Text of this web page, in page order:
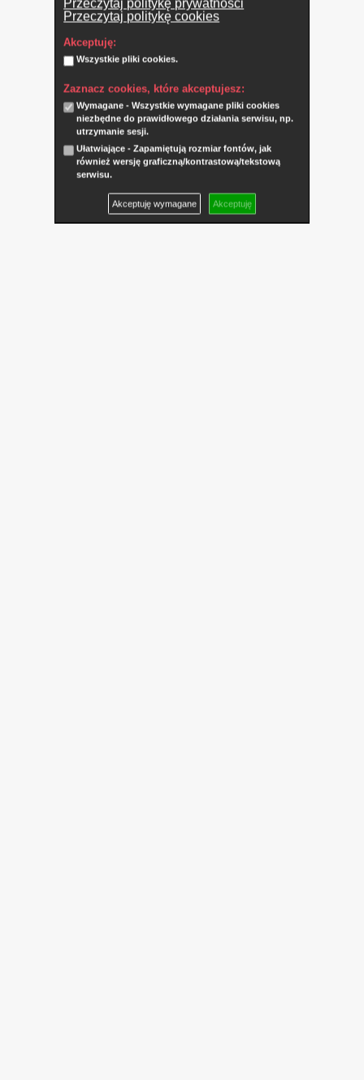
Przeczytaj politykę prywatności
Przeczytaj politykę cookies
Akceptuję:
Wszystkie pliki cookies.
Zaznacz cookies, które akceptujesz:
Wymagane - Wszystkie wymagane pliki cookies
niezbędne do prawidłowego działania serwisu, np.
utrzymanie sesji.
Ułatwiające - Zapamiętują rozmiar fontów, jak
również wersję graficzną/kontrastową/tekstową
serwisu.
Akceptuję wymagane Akceptuję